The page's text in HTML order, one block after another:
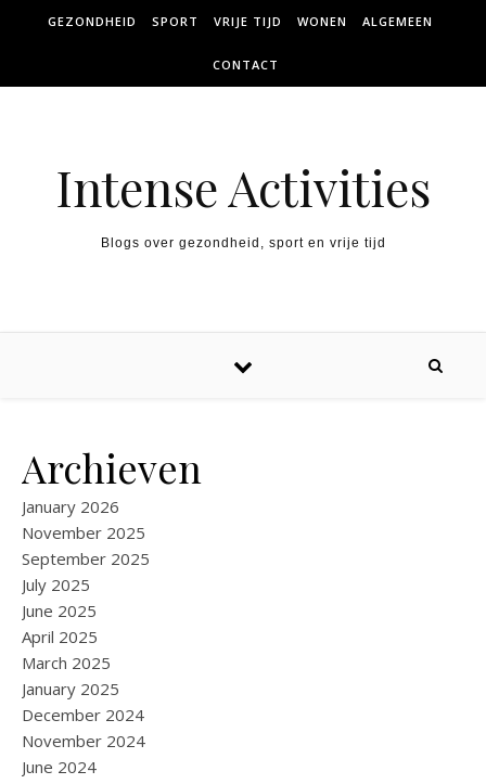
Skip to content
GEZONDHEID SPORT VRIJE TIJD WONEN ALGEMEEN
CONTACT
Intense Activities
Blogs over gezondheid, sport en vrije tijd
Archieven
January 2026
November 2025
September 2025
July 2025
June 2025
April 2025
March 2025
January 2025
December 2024
November 2024
June 2024